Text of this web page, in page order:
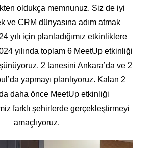
oldukça memnunuz. Siz de iyi
ve CRM dünyasına adım atmak
yılı için planladığımız etkinliklere
yılında toplam 6 MeetUp etkinliği
2 tanesini Ankara’da ve 2
yapmayı planlıyoruz. Kalan 2
da daha önce MeetUp etkinliği
farklı şehirlerde gerçekleştirmeyi
amaçlıyoruz.